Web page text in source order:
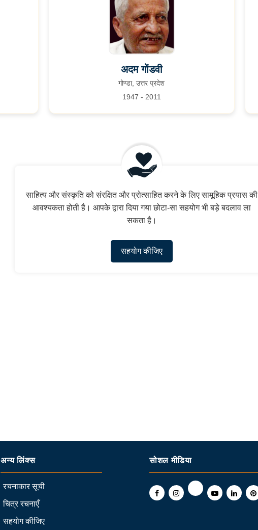
अदम गोंडवी
गोण्डा, उत्तर प्रदेश
1947 - 2011
साहित्य और संस्कृति को संरक्षित और प्रोत्साहित करने के लिए सामूहिक प्रयास की
आवश्यकता होती है। आपके द्वारा दिया गया छोटा-सा सहयोग भी बड़े बदलाव ला
सकता है।
सहयोग कीजिए
अन्य लिंक्स
रचनाकार सूची
चित्र रचनाएँ
सहयोग कीजिए
सोशल मीडिया